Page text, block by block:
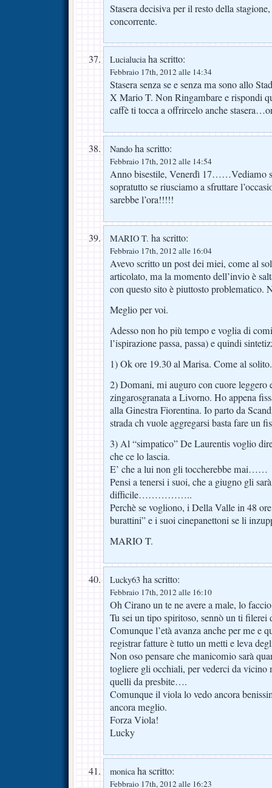
Stasera decisiva per il resto della
concorrente.
Lucialuciaha scritto:
Febbraio 17th, 2012 alle 14:34
Stasera senza se e senza ma sono allo
X Mario T. Non Ringambare e rispondi
caffè ti tocca a offrircelo anche
Nando ha scritto:
Febbraio 17th, 2012 alle 14:54
Anno bisestile, Venerdì 17……Vediamo
sopratutto se riusciamo a sfruttare
sarebbe l’ora!!!!!
MARIO T. ha scritto:
Febbraio 17th, 2012 alle 16:04
Avevo scritto un post dei miei, come al
articolato, ma la momento dell’invio è
con questo sito è piuttosto problematico.
Meglio per voi.
Adesso non ho più tempo e voglia di
l’ispirazione passa, passa) e quindi
1) Ok ore 19.30 al Marisa. Come al solito.
2) Domani, mi auguro con cuore leggero
zingarosgranata a Livorno. Ho appena
alla Ginestra Fiorentina. Io parto da
strada ch vuole aggregarsi basta fare un
3) Al “simpatico” De Laurentis voglio
che ce lo lascia.
E’ che a lui non gli toccherebbe mai……
Pensi a tenersi i suoi, che a giugno gli
difficile……………..
Perchè se vogliono, i Della Valle in 48
burattini” e i suoi cinepanettoni se li
MARIO T.
Lucky63 ha scritto:
Febbraio 17th, 2012 alle 16:10
Oh Cirano un te ne avere a male, lo
Tu sei un tipo spiritoso, sennò un ti filerei
Comunque l’età avanza anche per me e
registrar fatture è tutto un metti e leva
Non oso pensare che manicomio sarà
togliere gli occhiali, per vederci da vicino
quelli da presbite….
Comunque il viola lo vedo ancora
ancora meglio.
Forza Viola!
Lucky
monicaha scritto:
Febbraio 17th, 2012 alle 16:23